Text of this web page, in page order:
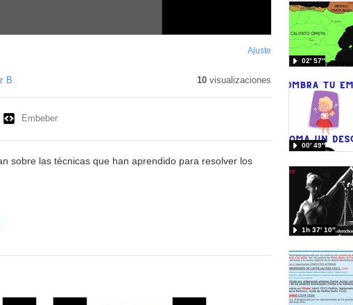
Ajuste
pantalla
B. 10visualizaciones
Embeber
sobre las técnicas que han aprendido para resolver los
02′ 57″
00′ 49″
1h 37′ 10″